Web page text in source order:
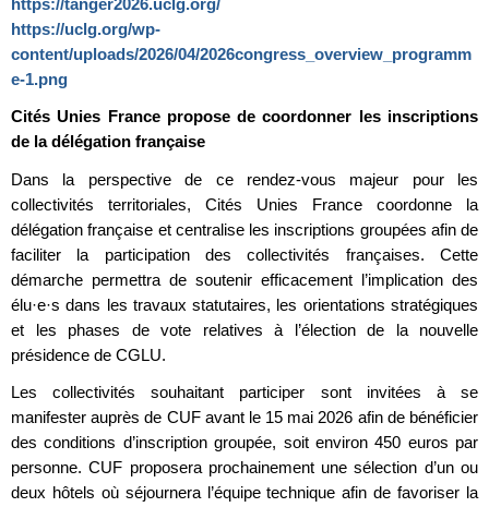
https://uclg.org/wp-
content/uploads/2026/04/2026congress_overview_programm
e-1.png
Cités Unies France propose de coordonner les inscriptions
de la délégation française
Dans la perspective de ce rendez-vous majeur pour les
collectivités territoriales, Cités Unies France coordonne la
délégation française et centralise les inscriptions groupées afin de
faciliter la participation des collectivités françaises. Cette
démarche permettra de soutenir efficacement l’implication des
élu·e·s dans les travaux statutaires, les orientations stratégiques
et les phases de vote relatives à l’élection de la nouvelle
présidence de CGLU.
Les collectivités souhaitant participer sont invitées à se
manifester auprès de CUF avant le 15 mai 2026 afin de bénéficier
des conditions d’inscription groupée, soit environ 450 euros par
personne. CUF proposera prochainement une sélection d’un ou
deux hôtels où séjournera l’équipe technique afin de favoriser la